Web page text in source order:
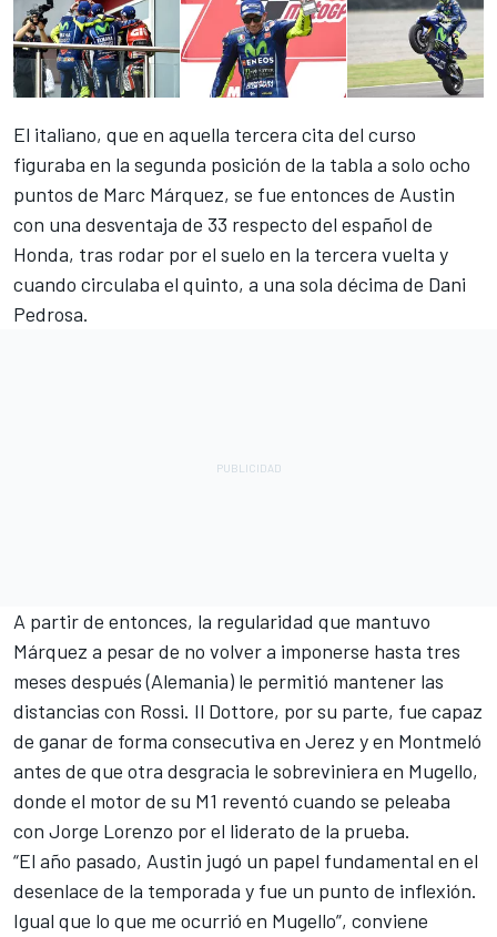
El italiano, que en aquella tercera cita del curso
figuraba en la segunda posición de la tabla a solo ocho
puntos de Marc Márquez, se fue entonces de Austin
con una desventaja de 33 respecto del español de
Honda, tras rodar por el suelo en la tercera vuelta y
cuando circulaba el quinto, a una sola décima de Dani
Pedrosa.
A partir de entonces, la regularidad que mantuvo
Márquez a pesar de no volver a imponerse hasta tres
meses después (Alemania) le permitió mantener las
distancias con Rossi. Il Dottore, por su parte, fue capaz
de ganar de forma consecutiva en Jerez y en Montmeló
antes de que otra desgracia le sobreviniera en Mugello,
donde el motor de su M1 reventó cuando se peleaba
con Jorge Lorenzo por el liderato de la prueba.
“El año pasado, Austin jugó un papel fundamental en el
desenlace de la temporada y fue un punto de inflexión.
Igual que lo que me ocurrió en Mugello”, conviene